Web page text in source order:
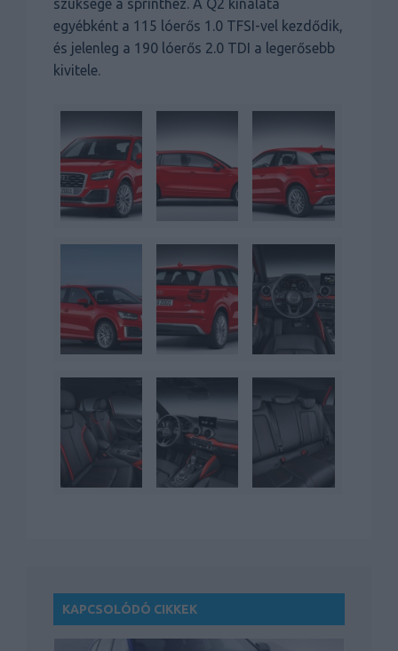
szüksége a sprinthez. A Q2 kínálata
egyébként a 115 lóerős 1.0 TFSI-vel kezdődik,
és jelenleg a 190 lóerős 2.0 TDI a legerősebb
kivitele.
KAPCSOLÓDÓ CIKKEK